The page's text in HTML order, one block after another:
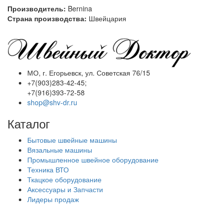
Производитель: Bernina
Страна производства: Швейцария
МО, г. Егорьевск, ул. Советская 76/15
+7(903)283-42-45;
+7(916)393-72-58
shop@shv-dr.ru
Каталог
Бытовые швейные машины
Вязальные машины
Промышленное швейное оборудование
Техника ВТО
Ткацкое оборудование
Аксессуары и Запчасти
Лидеры продаж